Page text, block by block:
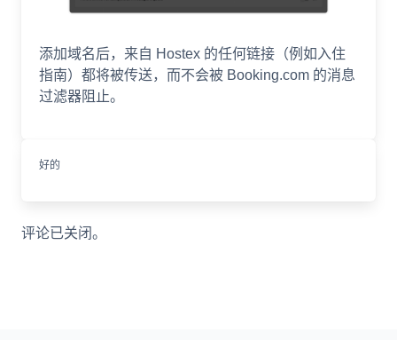
添加域名后，来自 Hostex 的任何链接（例如入住
指南）都将被传送，而不会被 Booking.com 的消息
过滤器阻止。
好的
评论已关闭。